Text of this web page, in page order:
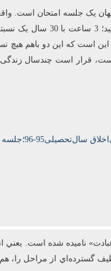
است که این دو باهم هیچ
قرار است چندسال
96؛جلسه چهارم
ناميده شده است. يعني
گسترده‌اي از مراحل را،